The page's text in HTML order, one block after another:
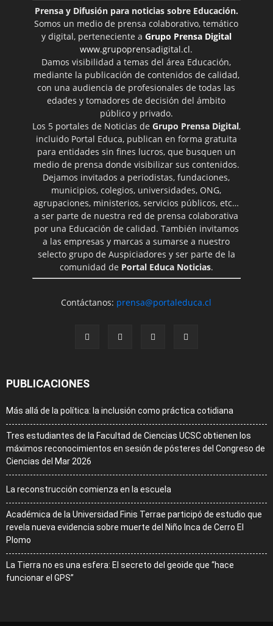
Prensa y Difusión para noticias sobre Educación.
Somos un medio de prensa colaborativo, temático
y digital, perteneciente a Grupo Prensa Digital
www.grupoprensadigital.cl.
Damos visibilidad a temas del área Educación,
mediante la publicación de contenidos de calidad,
con una audiencia de profesionales de todas las
edades y tomadores de decisión del ámbito
público y privado.
Los 5 portales de Noticias de Grupo Prensa Digital,
incluido Portal Educa, publican en forma gratuita
para entidades sin fines lucros, que busquen un
medio de prensa donde visibilizar sus contenidos.
Dejamos invitados a periodistas, fundaciones,
municipios, colegios, universidades, ONG,
agrupaciones, ministerios, servicios públicos, etc…
a ser parte de nuestra red de prensa colaborativa
por una Educación de calidad. También invitamos
a las empresas y marcas a sumarse a nuestro
selecto grupo de Auspiciadores y ser parte de la
comunidad de Portal Educa Noticias.
Contáctanos: prensa@portaleduca.cl
PUBLICACIONES
Más allá de la política: la inclusión como práctica cotidiana
Tres estudiantes de la Facultad de Ciencias UCSC obtienen los
máximos reconocimientos en sesión de pósteres del Congreso de
Ciencias del Mar 2026
La reconstrucción comienza en la escuela
Académica de la Universidad Finis Terrae participó de estudio que
revela nueva evidencia sobre muerte del Niño Inca de Cerro El
Plomo
La Tierra no es una esfera: El secreto del geoide que “hace
funcionar el GPS”